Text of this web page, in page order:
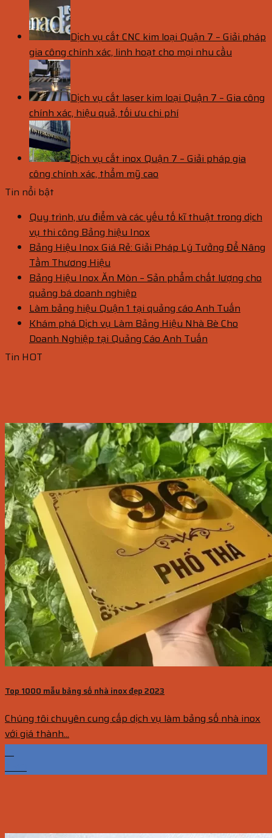
Dịch vụ cắt CNC kim loại Quận 7 – Giải pháp
gia công chính xác, linh hoạt cho mọi nhu cầu
Dịch vụ cắt laser kim loại Quận 7 – Gia công
chính xác, hiệu quả, tối ưu chi phí
Dịch vụ cắt inox Quận 7 – Giải pháp gia
công chính xác, thẩm mỹ cao
Tin nổi bật
Quy trình, ưu điểm và các yếu tố kĩ thuật trong dịch
vụ thi công Bảng hiệu Inox
Bảng Hiệu Inox Giá Rẻ: Giải Pháp Lý Tưởng Để Nâng
Tầm Thương Hiệu
Bảng Hiệu Inox Ăn Mòn – Sản phẩm chất lượng cho
quảng bá doanh nghiệp
Làm bảng hiệu Quận 1 tại quảng cáo Anh Tuấn
Khám phá Dịch vụ Làm Bảng Hiệu Nhà Bè Cho
Doanh Nghiệp tại Quảng Cáo Anh Tuấn
Tin HOT
Top 1000 mẫu bảng số nhà inox đẹp 2023
Chúng tôi chuyên cung cấp dịch vụ làm bảng số nhà inox
với giá thành...